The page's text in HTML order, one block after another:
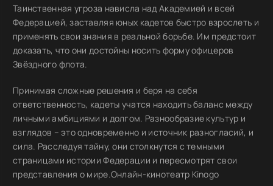
Таинственная угроза нависла над Академией и всей
Федерацией, заставляя юных кадетов быстро взрослеть и
применять свои знания в реальной борьбе. Им предстоит
доказать, что они достойны носить форму офицеров
Звёздного флота.
Принимая сложные решения и беря на себя
ответственность, кадеты учатся находить баланс между
личными амбициями и долгом. Разнообразие культур и
взглядов – это одновременно и источник разногласий, и
сила. Расследуя тайну, они столкнутся с темными
страницами истории Федерации и пересмотрят свои
представления о мире.Онлайн-кинотеатр Kinogo